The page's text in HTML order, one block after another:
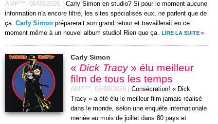
AMP™, 06/08/2026
Carly Simon en studio? Si pour le moment aucune
information n'a encore filtré, les sites spécialisés eux, ne parlent que de
ça. Carly Simon préparerait son grand retour et travaillerait en ce
moment même à un nouvel album studio! Rien que ça.
LIRE LA SUITE »
Carly Simon
« Dick Tracy» élu meilleur
film de tous les temps
AMP™, 06/08/2026
Consécration! « Dick
Tracy » a été élu le meilleur film jamais réalisé
dans le monde, selon une enquête internationale
menée au mois de juillet dans 80 pays et